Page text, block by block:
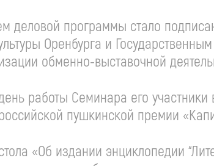
деловой программы стало
Оренбурга и
обменно-выставочной
работы Семинара его
пушкинской премии
«Об издании энциклопедии